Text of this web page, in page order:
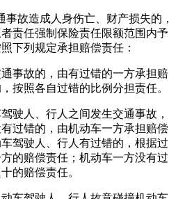
事故造成人身伤亡、财产损失的，
责任强制保险责任限额范围内予
下列规定承担赔偿责任：
通事故的，由有过错的一方承担赔
按照各自过错的比例分担责任。
驶人、行人之间发生交通事故，
过错的，由机动车一方承担赔偿
驾驶人、行人有过错的，根据过
的赔偿责任；机动车一方没有过
的赔偿责任。